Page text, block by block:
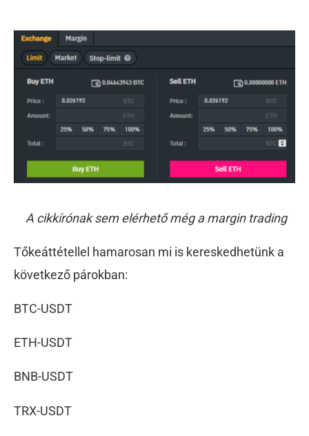
A cikkírónak sem elérhető még a margin trading
Tőkeáttétellel hamarosan mi is kereskedhetünk a
következő párokban:
BTC-USDT
ETH-USDT
BNB-USDT
TRX-USDT